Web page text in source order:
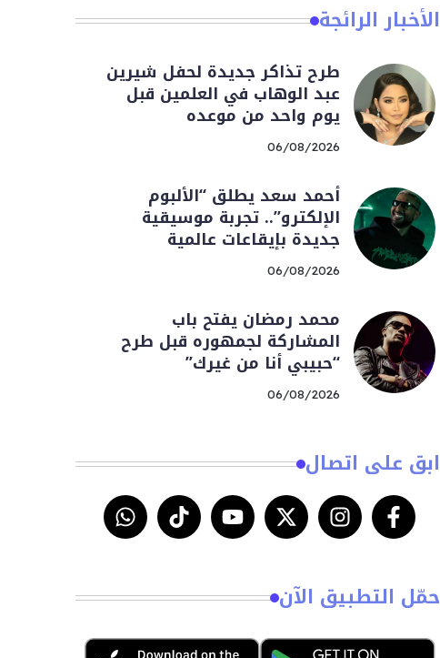
الأخبار الرائجة
طرح تذاكر جديدة لحفل شيرين
عبد الوهاب في العلمين قبل
يوم واحد من موعده
06/08/2026
أحمد سعد يطلق “الألبوم
الإلكترو”.. تجربة موسيقية
جديدة بإيقاعات عالمية
06/08/2026
محمد رمضان يفتح باب
المشاركة لجمهوره قبل طرح
“حبيبي أنا من غيرك”
06/08/2026
ابق على اتصال
حمّل التطبيق الآن